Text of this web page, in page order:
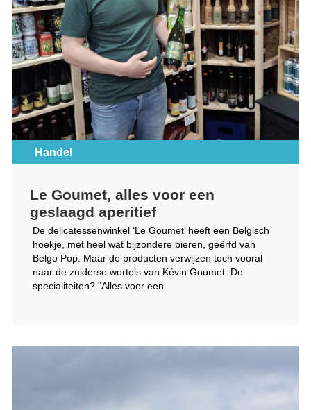
Handel
Le Goumet, alles voor een
geslaagd aperitief
De delicatessenwinkel ‘Le Goumet’ heeft een Belgisch
hoekje, met heel wat bijzondere bieren, geërfd van
Belgo Pop. Maar de producten verwijzen toch vooral
naar de zuiderse wortels van Kévin Goumet. De
specialiteiten? “Alles voor een...